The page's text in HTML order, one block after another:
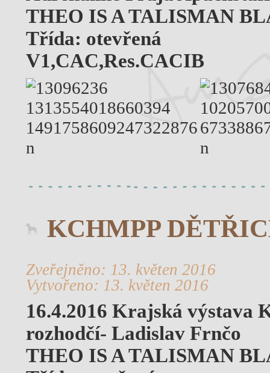
THEO IS A TALISMAN
Třída: otevřená
V1,CAC,Res.CACIB
KCHMPP
Zveřejněno: 13. květen 2016
Vytvořeno: 13. květen 2016
16.4.2016 Krajská výstava
rozhodčí- Ladislav Frnčo
THEO IS A TALISMAN